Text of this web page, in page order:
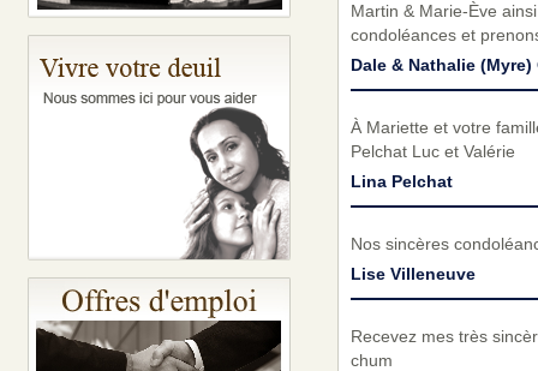
Martin & Marie-Ève
condoléances et
Dale & Nathalie (Myre)
À Mariette et votre
Pelchat Luc et Valérie
Lina Pelchat
Nos sincères
Lise Villeneuve
Recevez mes très
chum